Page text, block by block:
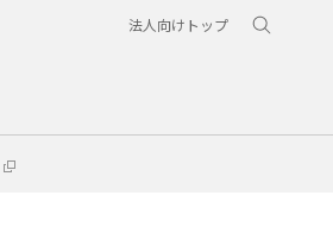
法人向けトップ